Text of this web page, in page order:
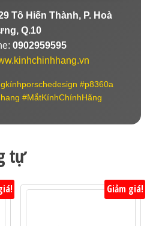
Tô Hiến Thành, P. Hoà
Q.10
0902959595
#p8360a
#MắtKínhChínhHãng
tự
Giảm giá!